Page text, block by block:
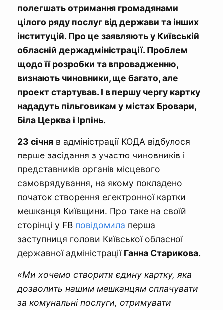
полегшать отримання громадянами
цілого ряду послуг від держави та інших
інституцій. Про це заявляють у Київській
обласній держадміністрації. Проблем
щодо її розробки та впровадженню,
визнають чиновники, ще багато, але
проект стартував. І в першу чергу картку
нададуть пільговикам у містах Бровари,
Біла Церква і Ірпінь.
23 січня в адміністрації КОДА відбулося
перше засідання з участю чиновників і
представників органів місцевого
самоврядування, на якому покладено
початок створення електронної картки
мешканця Київщини. Про таке на своїй
сторінці у FB повідомила перша
заступниця голови Київської обласної
державної адміністрації Ганна Старикова.
«Ми хочемо створити єдину картку, яка
дозволить нашим мешканцям сплачувати
за комунальні послуги, отримувати